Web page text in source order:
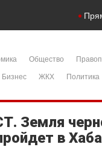
Общество
Бизнес ЖКХ Политика
Земля
в